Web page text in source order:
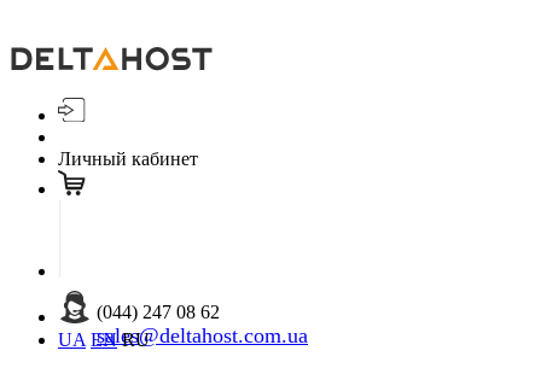
Личный кабинет
(044) 247 08 62
sales@deltahost.com.ua
UA EN RU